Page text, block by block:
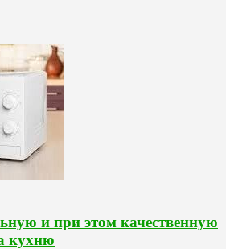
и при этом качественную
кухню